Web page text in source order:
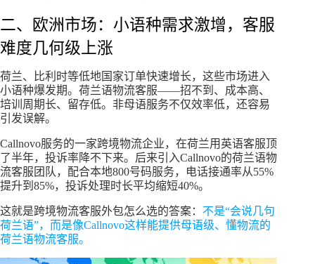
二、欧洲市场：小语种需求激增，客服
难度几何级上涨
荷兰、比利时等低地国家订单快速增长，这些市场进入
小语种爆发期。荷兰语物流客服——招不到、成本高、
培训周期长、留存低。非母语服务不仅效率低，还容易
引发误解。
Callnovo服务的一家跨境物流企业，在荷兰用英语客服顶
了半年，投诉率降不下来。后来引入Callnovo的荷兰语物
流客服团队，配合本地800号码服务，电话接通率从55%
提升到85%，投诉处理时长平均缩短40%。
这就是跨境物流客服外包怎么选的答案： 不是“会说几句
荷兰语”，而是像Callnovo这样能提供母语级、懂物流的
荷兰语物流客服。